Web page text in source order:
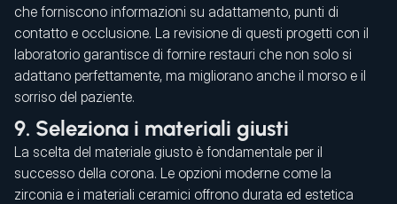
che forniscono informazioni su adattamento, punti di
contatto e occlusione. La revisione di questi progetti con il
laboratorio garantisce di fornire restauri che non solo si
adattano perfettamente, ma migliorano anche il morso e il
sorriso del paziente.
9. Seleziona i materiali giusti
La scelta del materiale giusto è fondamentale per il
successo della corona. Le opzioni moderne come la
zirconia e i materiali ceramici offrono durata ed estetica